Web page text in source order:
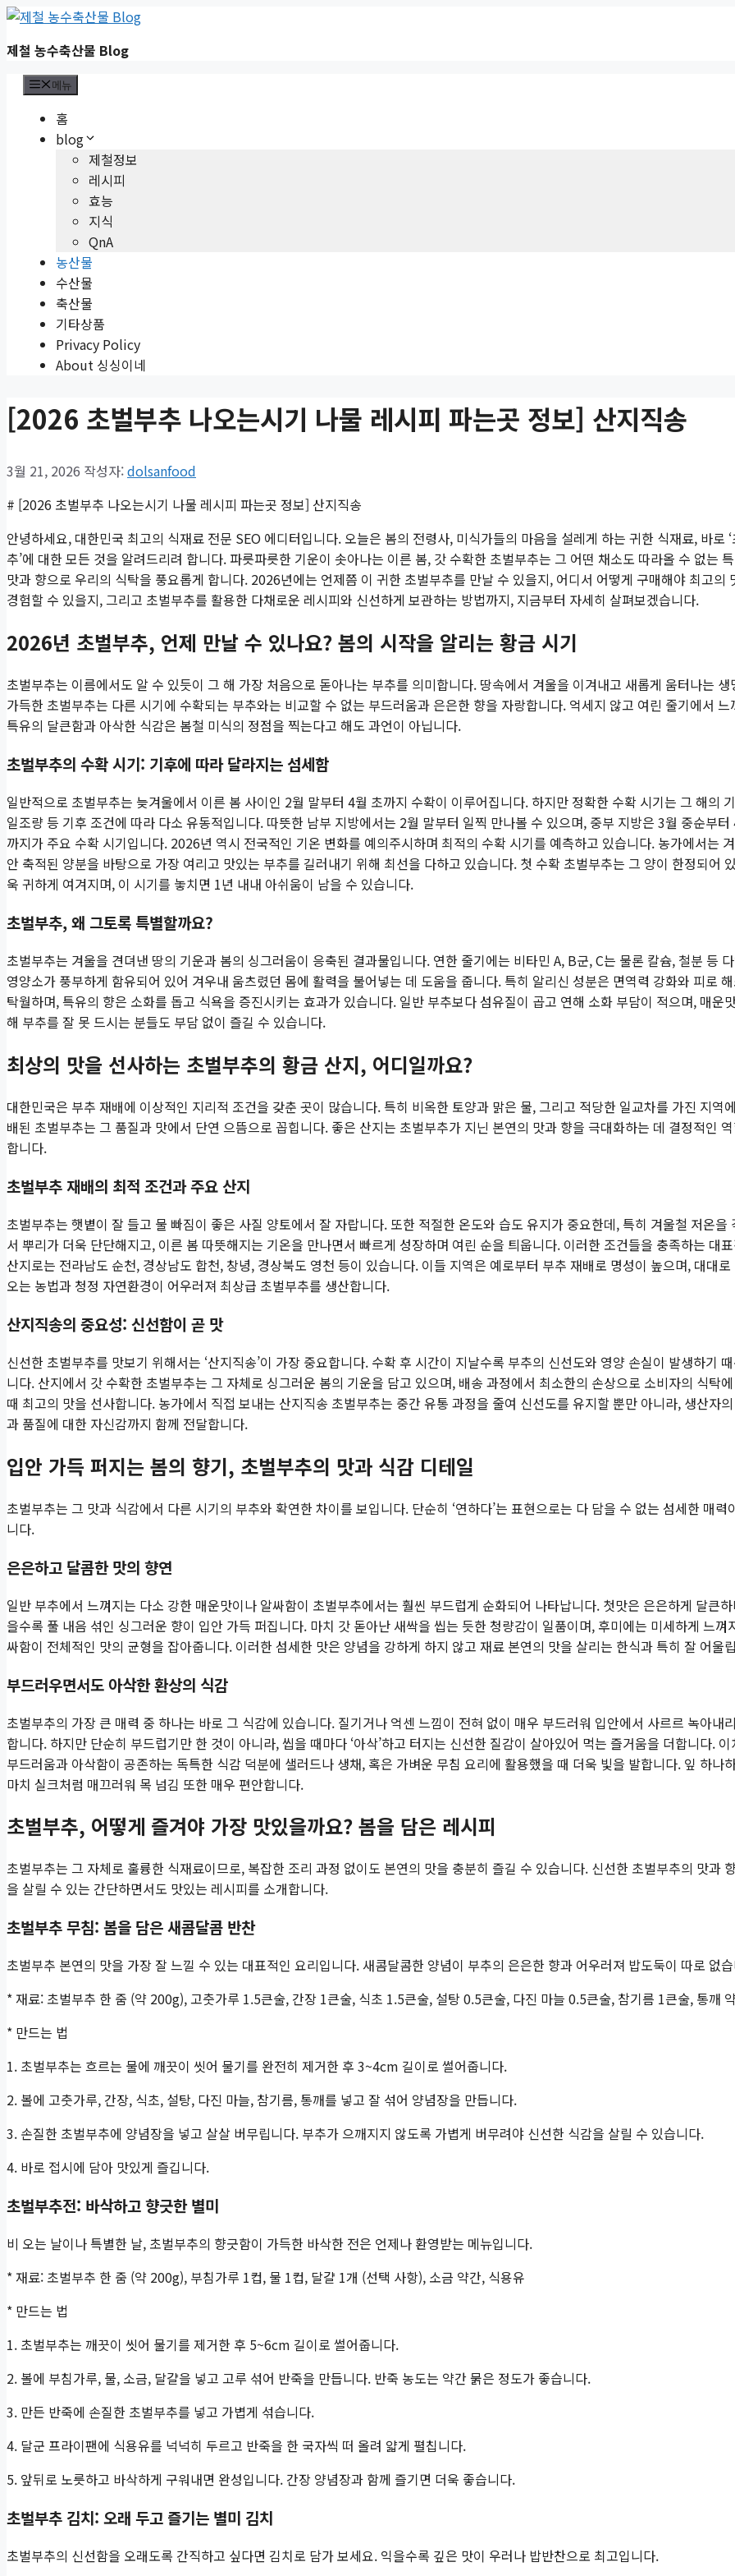
컨
츠
제철 농수축산물 Blog
메뉴
홈
blog
제철정보
레시피
효능
지식
QnA
농산물
수산물
축산물
기타상품
Privacy Policy
About 싱싱이네
[2026 초벌부추 나오는시기 나물 레시피 파는곳 정보] 산지직송
3월 21, 2026 작성자:dolsanfood
# [2026 초벌부추 나오는시기 나물 레시피 파는곳 정보] 산지직송
안녕하세요, 대한민국 최고의 식재료 전문 SEO 에디터입니다. 오늘은 봄의 전령사, 미식가들의 마음을 설레게 하는 귀한 식재료, 바로
추’에 대한 모든 것을 알려드리려 합니다. 파릇파릇한 기운이 솟아나는 이른 봄, 갓 수확한 초벌부추는 그 어떤 채소도 따라올 수 없는
맛과 향으로 우리의 식탁을 풍요롭게 합니다. 2026년에는 언제쯤 이 귀한 초벌부추를 만날 수 있을지, 어디서 어떻게 구매해야 최고의
경험할 수 있을지, 그리고 초벌부추를 활용한 다채로운 레시피와 신선하게 보관하는 방법까지, 지금부터 자세히 살펴보겠습니다.
2026년 초벌부추, 언제 만날 수 있나요? 봄의 시작을 알리는 황금 시기
초벌부추는 이름에서도 알 수 있듯이 그 해 가장 처음으로 돋아나는 부추를 의미합니다. 땅속에서 겨울을 이겨내고 새롭게 움터나는 생
가득한 초벌부추는 다른 시기에 수확되는 부추와는 비교할 수 없는 부드러움과 은은한 향을 자랑합니다. 억세지 않고 여린 줄기에서 느
특유의 달큰함과 아삭한 식감은 봄철 미식의 정점을 찍는다고 해도 과언이 아닙니다.
초벌부추의 수확 시기: 기후에 따라 달라지는 섬세함
일반적으로 초벌부추는 늦겨울에서 이른 봄 사이인 2월 말부터 4월 초까지 수확이 이루어집니다. 하지만 정확한 수확 시기는 그 해의
일조량 등 기후 조건에 따라 다소 유동적입니다. 따뜻한 남부 지방에서는 2월 말부터 일찍 만나볼 수 있으며, 중부 지방은 3월 중순부터
까지가 주요 수확 시기입니다. 2026년 역시 전국적인 기온 변화를 예의주시하며 최적의 수확 시기를 예측하고 있습니다. 농가에서는
안 축적된 양분을 바탕으로 가장 여리고 맛있는 부추를 길러내기 위해 최선을 다하고 있습니다. 첫 수확 초벌부추는 그 양이 한정되어
욱 귀하게 여겨지며, 이 시기를 놓치면 1년 내내 아쉬움이 남을 수 있습니다.
초벌부추, 왜 그토록 특별할까요?
초벌부추는 겨울을 견뎌낸 땅의 기운과 봄의 싱그러움이 응축된 결과물입니다. 연한 줄기에는 비타민 A, B군, C는 물론 칼슘, 철분 등
영양소가 풍부하게 함유되어 있어 겨우내 움츠렸던 몸에 활력을 불어넣는 데 도움을 줍니다. 특히 알리신 성분은 면역력 강화와 피로
탁월하며, 특유의 향은 소화를 돕고 식욕을 증진시키는 효과가 있습니다. 일반 부추보다 섬유질이 곱고 연해 소화 부담이 적으며, 매운
해 부추를 잘 못 드시는 분들도 부담 없이 즐길 수 있습니다.
최상의 맛을 선사하는 초벌부추의 황금 산지, 어디일까요?
대한민국은 부추 재배에 이상적인 지리적 조건을 갖춘 곳이 많습니다. 특히 비옥한 토양과 맑은 물, 그리고 적당한 일교차를 가진 지역
배된 초벌부추는 그 품질과 맛에서 단연 으뜸으로 꼽힙니다. 좋은 산지는 초벌부추가 지닌 본연의 맛과 향을 극대화하는 데 결정적인
합니다.
초벌부추 재배의 최적 조건과 주요 산지
초벌부추는 햇볕이 잘 들고 물 빠짐이 좋은 사질 양토에서 잘 자랍니다. 또한 적절한 온도와 습도 유지가 중요한데, 특히 겨울철 저온을
서 뿌리가 더욱 단단해지고, 이른 봄 따뜻해지는 기온을 만나면서 빠르게 성장하며 여린 순을 틔웁니다. 이러한 조건들을 충족하는 대
산지로는 전라남도 순천, 경상남도 합천, 창녕, 경상북도 영천 등이 있습니다. 이들 지역은 예로부터 부추 재배로 명성이 높으며, 대대로
오는 농법과 청정 자연환경이 어우러져 최상급 초벌부추를 생산합니다.
산지직송의 중요성: 신선함이 곧 맛
신선한 초벌부추를 맛보기 위해서는 ‘산지직송’이 가장 중요합니다. 수확 후 시간이 지날수록 부추의 신선도와 영양 손실이 발생하기
니다. 산지에서 갓 수확한 초벌부추는 그 자체로 싱그러운 봄의 기운을 담고 있으며, 배송 과정에서 최소한의 손상으로 소비자의 식탁
때 최고의 맛을 선사합니다. 농가에서 직접 보내는 산지직송 초벌부추는 중간 유통 과정을 줄여 신선도를 유지할 뿐만 아니라, 생산자
과 품질에 대한 자신감까지 함께 전달합니다.
입안 가득 퍼지는 봄의 향기, 초벌부추의 맛과 식감 디테일
초벌부추는 그 맛과 식감에서 다른 시기의 부추와 확연한 차이를 보입니다. 단순히 ‘연하다’는 표현으로는 다 담을 수 없는 섬세한 매력
니다.
은은하고 달콤한 맛의 향연
일반 부추에서 느껴지는 다소 강한 매운맛이나 알싸함이 초벌부추에서는 훨씬 부드럽게 순화되어 나타납니다. 첫맛은 은은하게 달큰하
을수록 풀 내음 섞인 싱그러운 향이 입안 가득 퍼집니다. 마치 갓 돋아난 새싹을 씹는 듯한 청량감이 일품이며, 후미에는 미세하게 느껴
싸함이 전체적인 맛의 균형을 잡아줍니다. 이러한 섬세한 맛은 양념을 강하게 하지 않고 재료 본연의 맛을 살리는 한식과 특히 잘 어울
부드러우면서도 아삭한 환상의 식감
초벌부추의 가장 큰 매력 중 하나는 바로 그 식감에 있습니다. 질기거나 억센 느낌이 전혀 없이 매우 부드러워 입안에서 사르르 녹아내
합니다. 하지만 단순히 부드럽기만 한 것이 아니라, 씹을 때마다 ‘아삭’하고 터지는 신선한 질감이 살아있어 먹는 즐거움을 더합니다. 이
부드러움과 아삭함이 공존하는 독특한 식감 덕분에 샐러드나 생채, 혹은 가벼운 무침 요리에 활용했을 때 더욱 빛을 발합니다. 잎 하나
마치 실크처럼 매끄러워 목 넘김 또한 매우 편안합니다.
초벌부추, 어떻게 즐겨야 가장 맛있을까요? 봄을 담은 레시피
초벌부추는 그 자체로 훌륭한 식재료이므로, 복잡한 조리 과정 없이도 본연의 맛을 충분히 즐길 수 있습니다. 신선한 초벌부추의 맛과
을 살릴 수 있는 간단하면서도 맛있는 레시피를 소개합니다.
초벌부추 무침: 봄을 담은 새콤달콤 반찬
초벌부추 본연의 맛을 가장 잘 느낄 수 있는 대표적인 요리입니다. 새콤달콤한 양념이 부추의 은은한 향과 어우러져 밥도둑이 따로 없
* 재료: 초벌부추 한 줌 (약 200g), 고춧가루 1.5큰술, 간장 1큰술, 식초 1.5큰술, 설탕 0.5큰술, 다진 마늘 0.5큰술, 참기름 1큰술, 통깨
* 만드는 법
1. 초벌부추는 흐르는 물에 깨끗이 씻어 물기를 완전히 제거한 후 3~4cm 길이로 썰어줍니다.
2. 볼에 고춧가루, 간장, 식초, 설탕, 다진 마늘, 참기름, 통깨를 넣고 잘 섞어 양념장을 만듭니다.
3. 손질한 초벌부추에 양념장을 넣고 살살 버무립니다. 부추가 으깨지지 않도록 가볍게 버무려야 신선한 식감을 살릴 수 있습니다.
4. 바로 접시에 담아 맛있게 즐깁니다.
초벌부추전: 바삭하고 향긋한 별미
비 오는 날이나 특별한 날, 초벌부추의 향긋함이 가득한 바삭한 전은 언제나 환영받는 메뉴입니다.
* 재료: 초벌부추 한 줌 (약 200g), 부침가루 1컵, 물 1컵, 달걀 1개 (선택 사항), 소금 약간, 식용유
* 만드는 법
1. 초벌부추는 깨끗이 씻어 물기를 제거한 후 5~6cm 길이로 썰어줍니다.
2. 볼에 부침가루, 물, 소금, 달걀을 넣고 고루 섞어 반죽을 만듭니다. 반죽 농도는 약간 묽은 정도가 좋습니다.
3. 만든 반죽에 손질한 초벌부추를 넣고 가볍게 섞습니다.
4. 달군 프라이팬에 식용유를 넉넉히 두르고 반죽을 한 국자씩 떠 올려 얇게 펼칩니다.
5. 앞뒤로 노릇하고 바삭하게 구워내면 완성입니다. 간장 양념장과 함께 즐기면 더욱 좋습니다.
초벌부추 김치: 오래 두고 즐기는 별미 김치
초벌부추의 신선함을 오래도록 간직하고 싶다면 김치로 담가 보세요. 익을수록 깊은 맛이 우러나 밥반찬으로 최고입니다.